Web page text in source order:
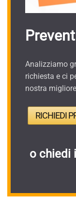
Analizziamo
richiesta e ci
nostra
RICHIEDI
o chiedi